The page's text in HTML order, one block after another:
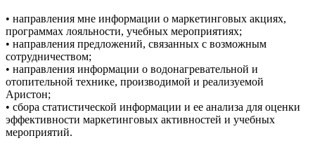
• направления мне информации о маркетинговых акциях,
программах лояльности, учебных мероприятиях;
• направления предложений, связанных с возможным
сотрудничеством;
• направления информации о водонагревательной и
отопительной технике, производимой и реализуемой
Аристон;
• сбора статистической информации и ее анализа для оценки
эффективности маркетинговых активностей и учебных
мероприятий.